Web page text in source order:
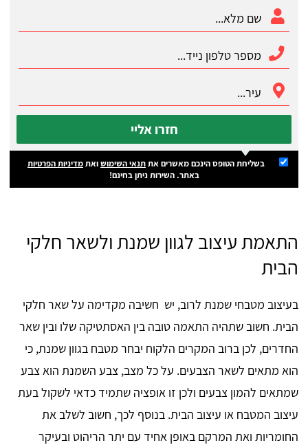
חזרו אליי
בשליחת הטופס הינכם מאשרים אתתנאי השימושואתמדיניות הפרטיות
באתר. השירות ניתן בחינם!
התאמת עיצוב לגוון שמנת ולשאר חלקי
הבית
בעיצוב מטבחי שמנת לרוב, יש חשיבה מקדימה על שאר חלקי
הבית. חשוב שתהיה התאמה טובה בין האסתטיקה שלו ובין שאר
החדרים, לכן ברוב המקרים הלקוח יבחר מטבח בגוון שמנת, כי
הוא מתאים לשאר הצבעים. על כל מצב, צבע השמנת הוא צבע
שמתאים להמון צבעים ולכן זו אופציה שתמיד כדאי לשקול בעת
עיצוב המטבח או עיצוב הבית. בנוסף לכך, חשוב לשלב את
החומריות ואת המרקם באופן אחיד עם יתר הריהוט ובעיקר